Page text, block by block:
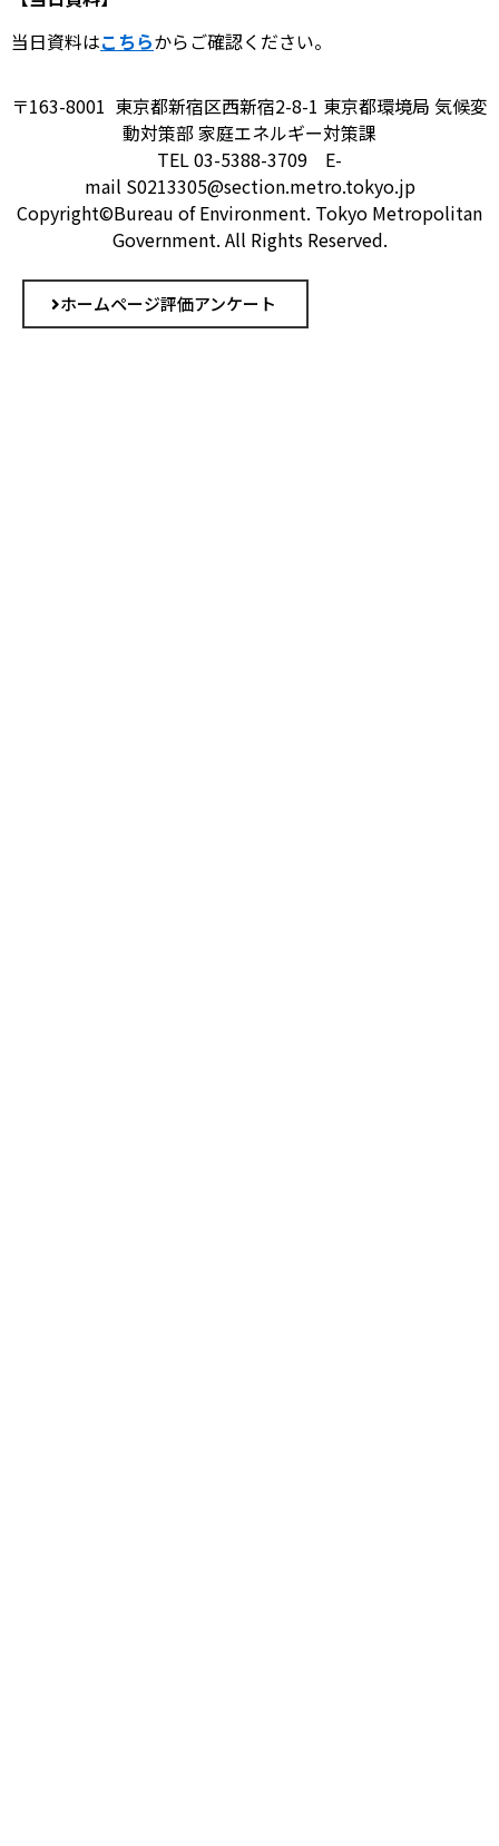
当日資料はこちらからご確認ください。
〒163-8001 東京都新宿区西新宿2-8-1 東京都環境局 気候変
動対策部 家庭エネルギー対策課
TEL 03-5388-3709 E-
mail S0213305@section.metro.tokyo.jp
Copyright©Bureau of Environment. Tokyo Metropolitan
Government. All Rights Reserved.
ホームページ評価アンケート